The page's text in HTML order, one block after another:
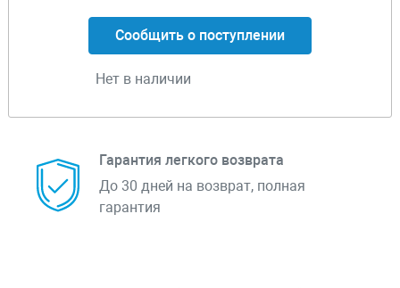
Сообщить о поступлении
Нет в наличии
Гарантия легкого возврата
До 30 дней на возврат, полная
гарантия